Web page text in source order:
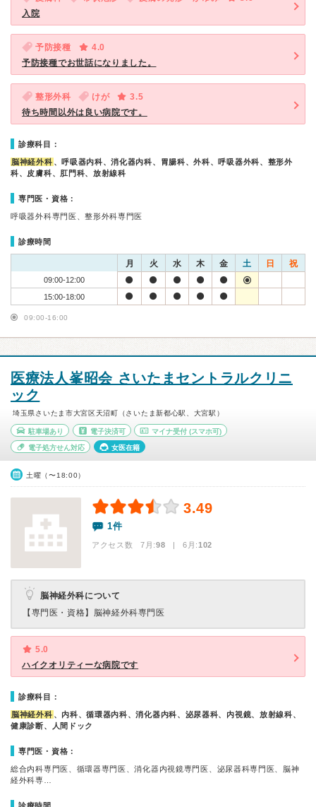
入院
予防接種
4.0
予防接種でお世話になりました。
整形外科 けが
3.5
待ち時間以外は良い病院です。
診療科目：
脳神経外科 、呼吸器内科、消化器内科、胃腸科、外科、呼吸器外科、整形外
科、皮膚科、肛門科、放射線科
専門医・資格：
呼吸器外科専門医、整形外科専門医
診療時間
月 火 水 木 金 土 日 祝
09:00-12:00
15:00-18:00
09:00-16:00
医療法人峯昭会 さいたまセントラルクリニ
ック
埼玉県さいたま市大宮区天沼町（さいたま新都心駅、大宮駅）
駐車場あり 電子決済可 マイナ受付 (スマホ可)
電子処方せん対応 女医在籍
土曜（〜18:00）
3.49
1件
アクセス数 7月:98 | 6月:102
脳神経外科について
【専門医・資格】 脳神経外科専門医
5.0
ハイクオリティーな病院です
診療科目：
脳神経外科 、内科、循環器内科、消化器内科、泌尿器科、内視鏡、放射線科、
健康診断、人間ドック
専門医・資格：
総合内科専門医、循環器専門医、消化器内視鏡専門医、泌尿器科専門医、脳神
経外科専…